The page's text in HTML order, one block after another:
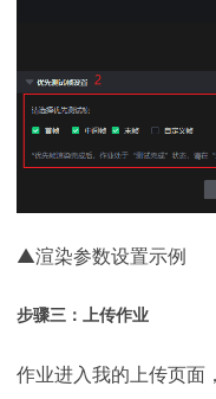
▲渲染参数设置示例
步骤三：上传作业
作业进入我的上传页面